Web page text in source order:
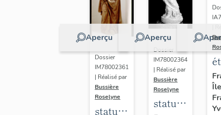
Aperçu
Dossier
IM78002361
| Réalisé par
Bussière
Roselyne
statue :
Aperçu
Dossier
IM78002364
| Réalisé par
Bussière
Roselyne
statue :